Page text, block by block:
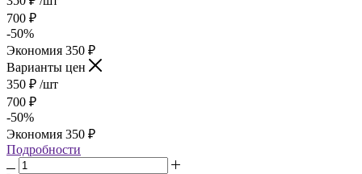
700 ₽
-50%
Экономия 350 ₽
Варианты цен
350 ₽ /шт
700 ₽
-50%
Экономия 350 ₽
Подробности